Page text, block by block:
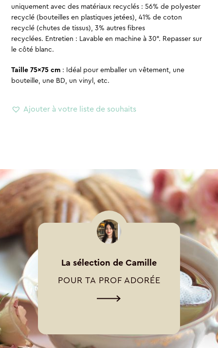
uniquement avec des matériaux recyclés : 56% de polyester
recyclé (bouteilles en plastiques jetées), 41% de coton
recyclé (chutes de tissus), 3% autres fibres
recyclées. Entretien : Lavable en machine à 30°. Repasser sur
le côté blanc.
Taille 75×75 cm : Idéal pour emballer un vêtement, une
bouteille, une BD, un vinyl, etc.
Ajouter à votre liste de souhaits
La sélection de Camille
POUR TA PROF ADORÉE